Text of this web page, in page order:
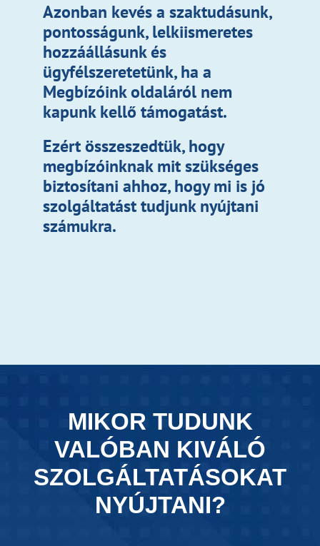
Azonban kevés a szaktudásunk,
pontosságunk, lelkiismeretes
hozzáállásunk és
ügyfélszeretetünk, ha a
Megbízóink oldaláról nem
kapunk kellő támogatást.
Ezért összeszedtük, hogy
megbízóinknak mit szükséges
biztosítani ahhoz, hogy mi is jó
szolgáltatást tudjunk nyújtani
számukra.
MIKOR TUDUNK
VALÓBAN KIVÁLÓ
SZOLGÁLTATÁSOKAT
NYÚJTANI?